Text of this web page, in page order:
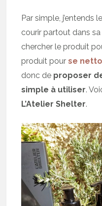
Par simple, j’entends
courir partout dans
chercher le produit
produit pourse
donc de proposer
simple à utiliser.
L’Atelier Shelter.